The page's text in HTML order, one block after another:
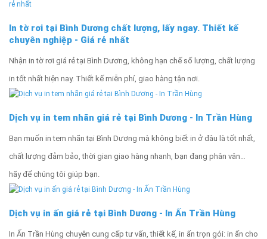
In tờ rơi tại Bình Dương chất lượng, lấy ngay. Thiết kế
chuyên nghiệp - Giá rẻ nhất
Nhận in tờ rơi giá rẻ tại Bình Dương, không hạn chế số lượng, chất lượng
in tốt nhất hiện nay. Thiết kế miễn phí, giao hàng tận nơi.
Dịch vụ in tem nhãn giá rẻ tại Bình Dương - In Trần Hùng
Bạn muốn in tem nhãn tại Bình Dương mà không biết in ở đâu là tốt nhất,
chất lượng đảm bảo, thời gian giao hàng nhanh, bạn đang phân vân…
hãy để chúng tôi giúp bạn.
Dịch vụ in ấn giá rẻ tại Bình Dương - In Ấn Trần Hùng
In Ấn Trần Hùng chuyên cung cấp tư vấn, thiết kế, in ấn trọn gói: in ấn cho